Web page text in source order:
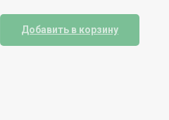
Добавить в корзину